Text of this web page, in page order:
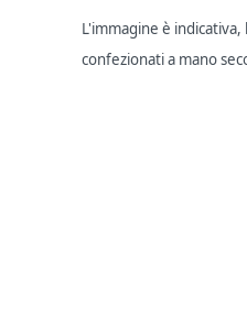
L'immagine è
confezionati a mano